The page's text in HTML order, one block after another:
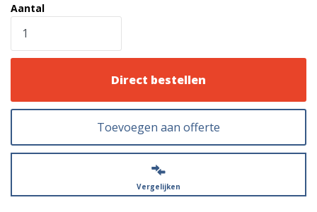
Aantal
Direct bestellen
Toevoegen aan offerte
Vergelijken